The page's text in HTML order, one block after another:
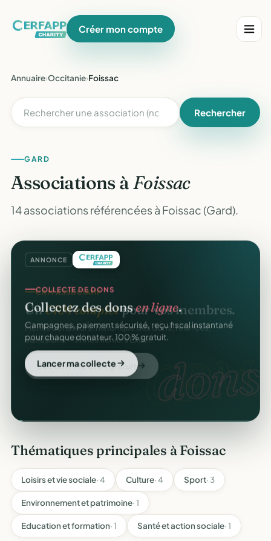
Créer mon compte
Annuaire›Occitanie›Foissac
Rechercher
GARD
Associations àFoissac
14 associations référencées à Foissac (Gard).
ANNONCE
CRM.
CRM ASSOCIATIF
UnCRM completpour vos membres.
Fiches donateurs, historique des dons, relances,
adhésions — fini les fichiers Excel.
Découvrir le CRM gratuit
COLLECTE DE DONS
Collectez des donsen ligne.
Campagnes, paiement sécurisé, reçu fiscal instantané
pour chaque donateur. 100 % gratuit.
Lancer ma collecte
Thématiques principales à Foissac
Loisirs et vie sociale· 4 Culture· 4 Sport· 3
Environnement et patrimoine· 1
Education et formation· 1 Santé et action sociale· 1